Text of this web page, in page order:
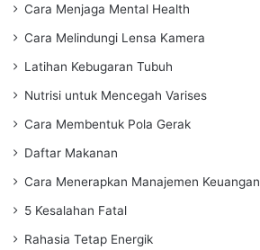
Cara Menjaga Mental Health
Cara Melindungi Lensa Kamera
Latihan Kebugaran Tubuh
Nutrisi untuk Mencegah Varises
Cara Membentuk Pola Gerak
Daftar Makanan
Cara Menerapkan Manajemen Keuangan
5 Kesalahan Fatal
Rahasia Tetap Energik